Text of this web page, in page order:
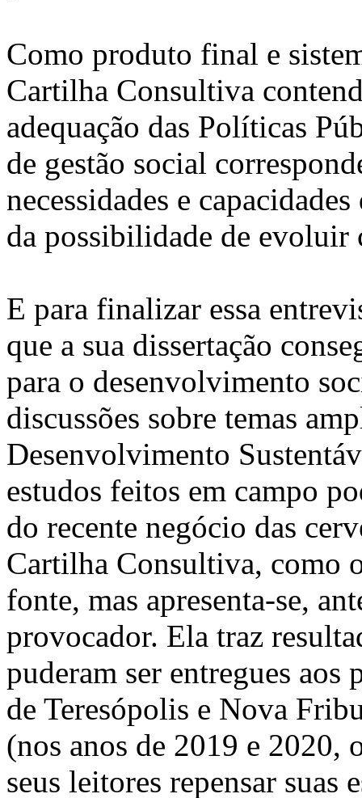
Como produto final e
Cartilha Consultiva
adequação das Políticas
de gestão social
necessidades e
da possibilidade de evoluir
E para finalizar essa
que a sua dissertação
para o desenvolvimento
discussões sobre temas
Desenvolvimento
estudos feitos em campo
do recente negócio das
Cartilha Consultiva, como
fonte, mas apresenta-se,
provocador. Ela traz
puderam ser entregues
de Teresópolis e Nova
(nos anos de 2019 e 2020,
seus leitores repensar suas